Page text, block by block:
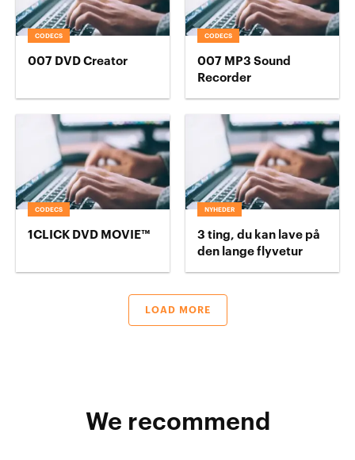
CODECS
007 DVD Creator
CODECS
007 MP3 Sound
Recorder
CODECS
1CLICK DVD MOVIE™
NYHEDER
3 ting, du kan lave på
den lange flyvetur
LOAD MORE
We recommend